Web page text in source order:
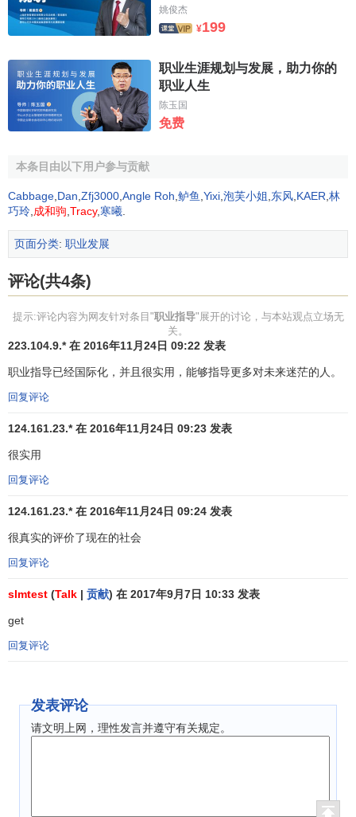
者所概述的那样"现代学校作为实施广义
业制度需要选拔人才的最有力的社会机构，发挥着它的功
指导教育的作用。
职业指导工作的内容
【1994】434号）第6条规定，职业指导工作包括以下内容：
（1）调查分析社会职业变动趋势和劳动力市场供求状
况；
（2）开展对劳动者个人素质和特点的测试,并对其
能力进行评价；
业方向，增强择业能力；
荐；
等特殊群体提供专门的职业指导服务；
（6）指导用人单位选择招聘办法，确定用人条件和标
准；
（7）对从事个体劳动和开办私营企业
业和生产经营方面的咨询服务；
（8）对就业训练机构的培训方向、训练规模和专业设置
等，提供导向；
（9）对在校学生的职业指导工作，提供咨询和服务。
职业指导作为一门应用性很强的新兴学科，涉及领域宽
泛，有其特有的理论体系、工作规律和专业化的方法。目
前，全国各地在实践中探索出职业指导工作的技术与方法多
姚俊杰
¥199
职业生涯规划与发展，助力你的
职业人生
陈玉国
免费
本条目由以下用户参与贡献
Cabbage Dan Zfj3000 Angle Roh 鲈鱼 Yixi 泡芙小姐 东风 KAER 林
巧玲 成和驹 Tracy, 寒曦
页面分类: 职业发展
评论(共4条)
提示:评论内容为网友针对条目"职业指导"展开的讨论，与本站观点立场无
关。
223.104.9.* 在 2016年11月24日 09:22 发表
职业指导已经国际化，并且很实用，能够指导更多对未来迷茫的人。
回复评论
124.161.23.* 在 2016年11月24日 09:23 发表
很实用
回复评论
124.161.23.* 在 2016年11月24日 09:24 发表
很真实的评价了现在的社会
回复评论
slmtest (Talk | 贡献) 在 2017年9月7日 10:33 发表
get
回复评论
发表评论
请文明上网，理性发言并遵守有关规定。